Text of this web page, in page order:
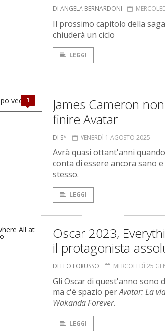
DI ANGELA BERNARDONI
Il prossimo capitolo della
chiuderà un ciclo
LEGGI
1
James Cameron
finire Avatar
DI S* VENERDÌ 1 AGOSTO 2025
Avrà quasi ottant'anni
conta di essere ancora sano
stesso.
LEGGI
Oscar 2023,
il protagonista
DI LEO LORUSSO MERCOLEDÌ 25
Gli Oscar di quest'anno sono
ma c'è spazio perAvatar: La
Wakanda Forever.
LEGGI